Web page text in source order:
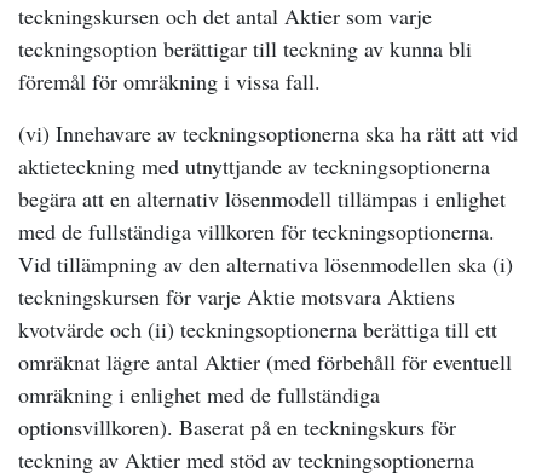
teckningskursen och det antal Aktier som varje
teckningsoption berättigar till teckning av kunna bli
föremål för omräkning i vissa fall.
(vi) Innehavare av teckningsoptionerna ska ha rätt att vid
aktieteckning med utnyttjande av teckningsoptionerna
begära att en alternativ lösenmodell tillämpas i enlighet
med de fullständiga villkoren för teckningsoptionerna.
Vid tillämpning av den alternativa lösenmodellen ska (i)
teckningskursen för varje Aktie motsvara Aktiens
kvotvärde och (ii) teckningsoptionerna berättiga till ett
omräknat lägre antal Aktier (med förbehåll för eventuell
omräkning i enlighet med de fullständiga
optionsvillkoren). Baserat på en teckningskurs för
teckning av Aktier med stöd av teckningsoptionerna